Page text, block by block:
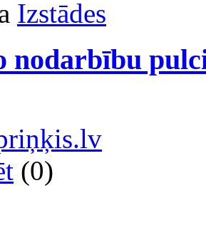
Izstādes
nodarbību
(0)